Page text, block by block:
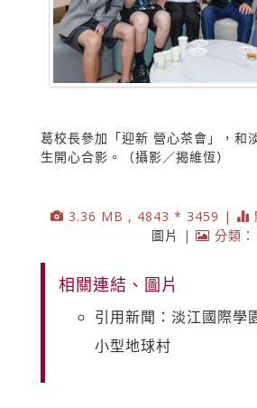
葛校長參加「迎新 營心茶會」，和
生開心合影。（攝影／揭維恆）
3.36 MB , 4843 * 3459 |
圖片
| 分類：
相關連結、圖片
引用新聞：淡江國際學
小型地球村